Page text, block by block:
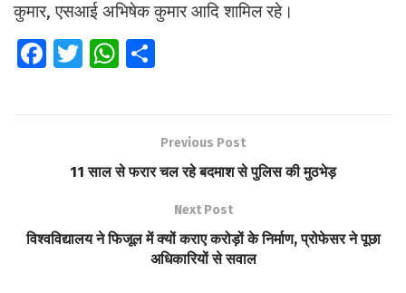
कुमार, एसआई अभिषेक कुमार आदि शामिल रहे।
Fa T
W
A
p
e
Previous Post
11 साल से फरार चल रहे बदमाश से पुलिस की मुठभेड़
Next Post
विश्वविद्यालय ने फिजूल में क्यों कराए करोड़ों के निर्माण, प्रोफेसर ने पूछा
अधिकारियों से सवाल